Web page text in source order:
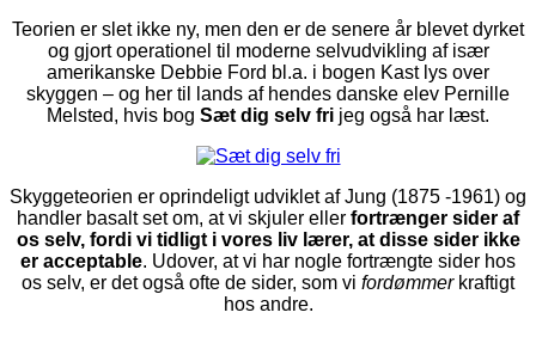
Teorien er slet ikke ny, men den er de senere år blevet dyrket
og gjort operationel til moderne selvudvikling af især
amerikanske Debbie Ford bl.a. i bogen Kast lys over
skyggen – og her til lands af hendes danske elev Pernille
Melsted, hvis bog Sæt dig selv fri jeg også har læst.
Skyggeteorien er oprindeligt udviklet af Jung (1875 -1961) og
handler basalt set om, at vi skjuler eller fortrænger sider af
os selv, fordi vi tidligt i vores liv lærer, at disse sider ikke
er acceptable. Udover, at vi har nogle fortrængte sider hos
os selv, er det også ofte de sider, som vi fordømmerkraftigt
hos andre.